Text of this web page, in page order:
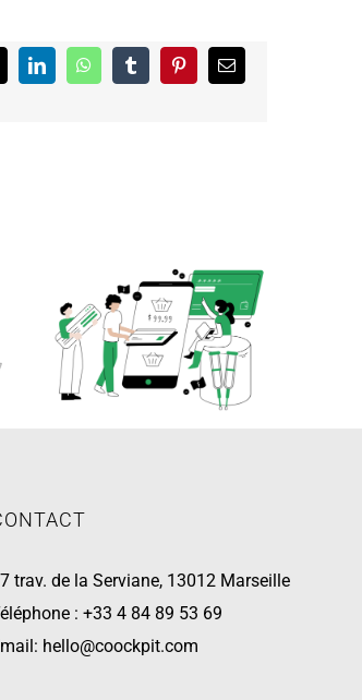
LinkedInWhatsAppTumblrPinterestEmail
trav. de la Serviane, 13012 Marseille
: +33 4 84 89 53 69
hello@coockpit.com